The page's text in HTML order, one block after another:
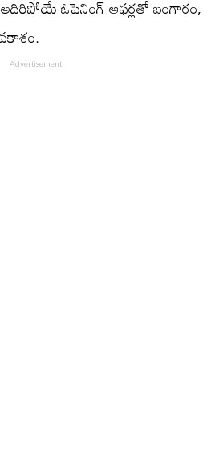
ఓపెనింగ్ ఆఫర్లతో బంగారం,